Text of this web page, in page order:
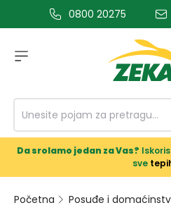
glavni sadržaj0800 20275
Da srolamo jedan za Vas?
sve
Početna Posuđe i